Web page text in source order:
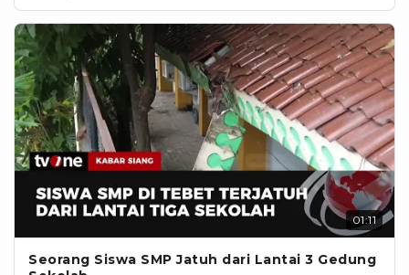
01:11
Seorang Siswa SMP Jatuh dari Lantai 3 Gedung